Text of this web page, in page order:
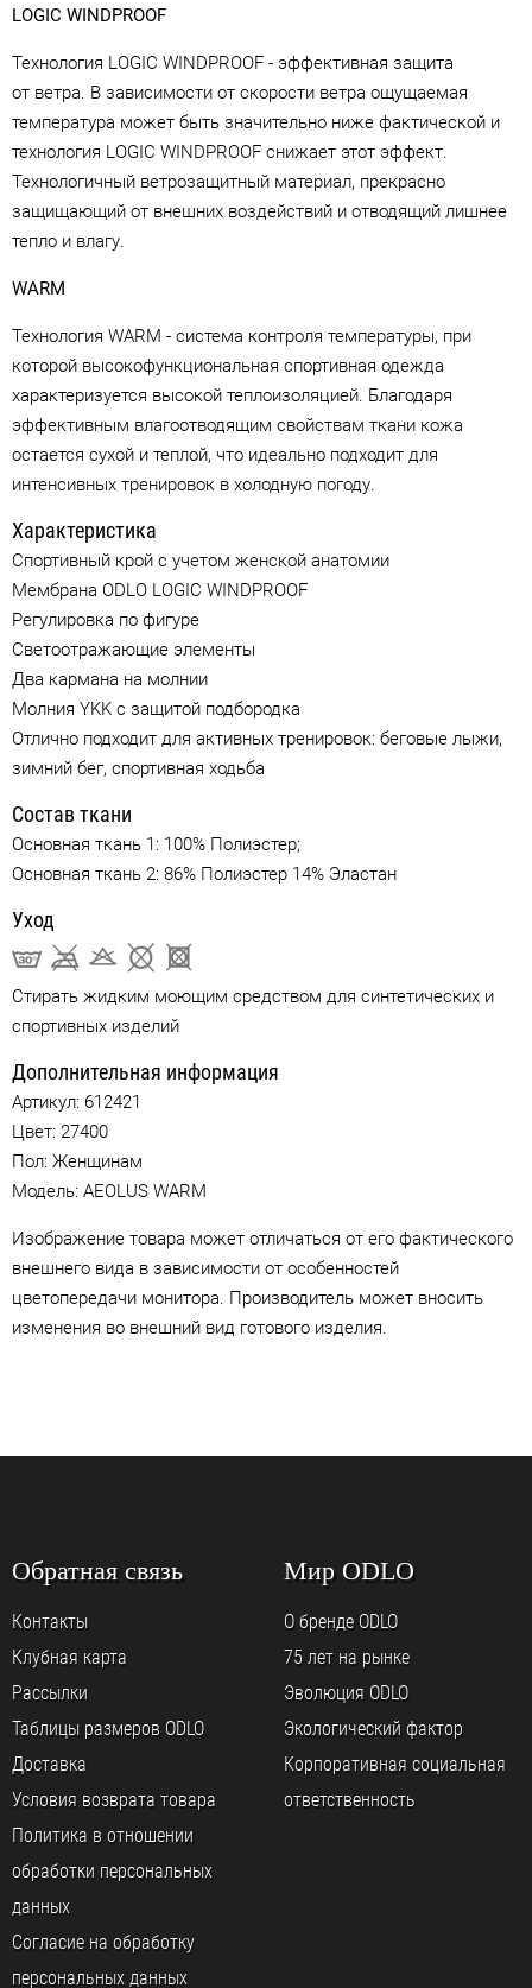
LOGIC WINDPROOF
Технология LOGIC WINDPROOF - эффективная защита
от ветра. В зависимости от скорости ветра ощущаемая
температура может быть значительно ниже фактической и
технология LOGIC WINDPROOF снижает этот эффект.
Технологичный ветрозащитный материал, прекрасно
защищающий от внешних воздействий и отводящий лишнее
тепло и влагу.
WARM
Технология WARM - система контроля температуры, при
которой высокофункциональная спортивная одежда
характеризуется высокой теплоизоляцией. Благодаря
эффективным влагоотводящим свойствам ткани кожа
остается сухой и теплой, что идеально подходит для
интенсивных тренировок в холодную погоду.
Характеристика
Спортивный крой c учетом женской анатомии
Мембрана ODLO LOGIC WINDPROOF
Регулировка по фигуре
Светоотражающие элементы
Два кармана на молнии
Молния YKK с защитой подбородка
Отлично подходит для активных тренировок: беговые лыжи,
зимний бег, спортивная ходьба
Состав ткани
Основная ткань 1: 100% Полиэстер;
Основная ткань 2: 86% Полиэстер 14% Эластан
Уход
Стирать жидким моющим средством для синтетических и
спортивных изделий
Дополнительная информация
Артикул: 612421
Цвет: 27400
Пол: Женщинам
Модель: AEOLUS WARM
Изображение товара может отличаться от его фактического
внешнего вида в зависимости от особенностей
цветопередачи монитора. Производитель может вносить
изменения во внешний вид готового изделия.
Обратная связь
Контакты
Клубная карта
Рассылки
Таблицы размеров ODLO
Доставка
Условия возврата товара
Политика в отношении
обработки персональных
данных
Согласие на обработку
персональных данных
Мир ODLO
О бренде ODLO
75 лет на рынке
Эволюция ODLO
Экологический фактор
Корпоративная социальная
ответственность